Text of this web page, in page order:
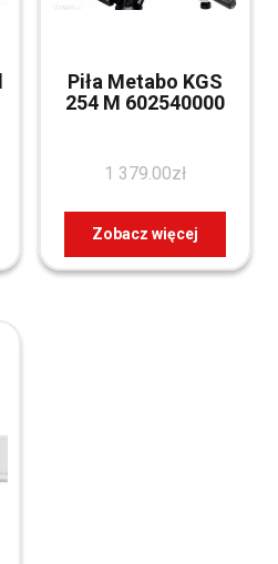
Piła Metabo KGS
254 M 602540000
1 379.00zł
Zobacz więcej